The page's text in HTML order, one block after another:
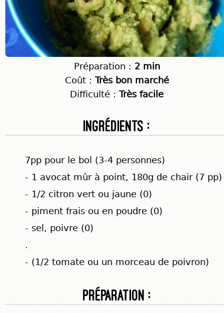
Préparation : 2 min
Coût : Très bon marché
Difficulté :Très facile
Ingrédients :
7pp pour le bol (3-4 personnes)
- 1 avocat mûr à point, 180g de chair (7 pp)
- 1/2 citron vert ou jaune (0)
- piment frais ou en poudre (0)
- sel, poivre (0)
.
- (1/2 tomate ou un morceau de poivron)
Préparation :